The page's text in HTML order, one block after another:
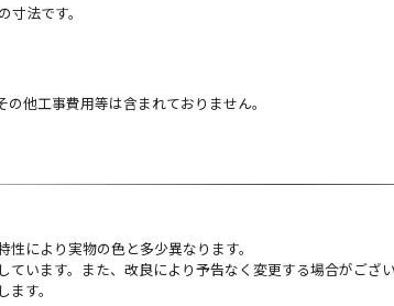
法です。
他工事費用等は含まれておりません。
により実物の色と多少異なります。
ています。また、改良により予告なく変更する場合がご
す。